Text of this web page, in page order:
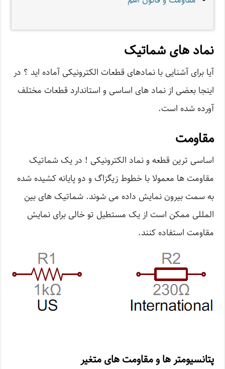
نماد های شماتیک
آیا برای آشنایی با نمادهای قطعات الکترونیکی آماده اید ؟ در
اینجا بعضی از نماد های اساسی و استاندارد قطعات مختلف
آورده شده است.
مقاومت
اساسی ترین قطعه و نماد الکترونیکی ! در یک شماتیک
مقاومت ها معمولا با خطوط زیگزاگ و دو پایانه کشیده شده
به سمت بیرون نمایش داده می شوند. شماتیک های بین
المللی ممکن است از یک مستطیل تو خالی برای نمایش
مقاومت استفاده کنند.
پتانسیومتر ها و مقاومت های متغیر